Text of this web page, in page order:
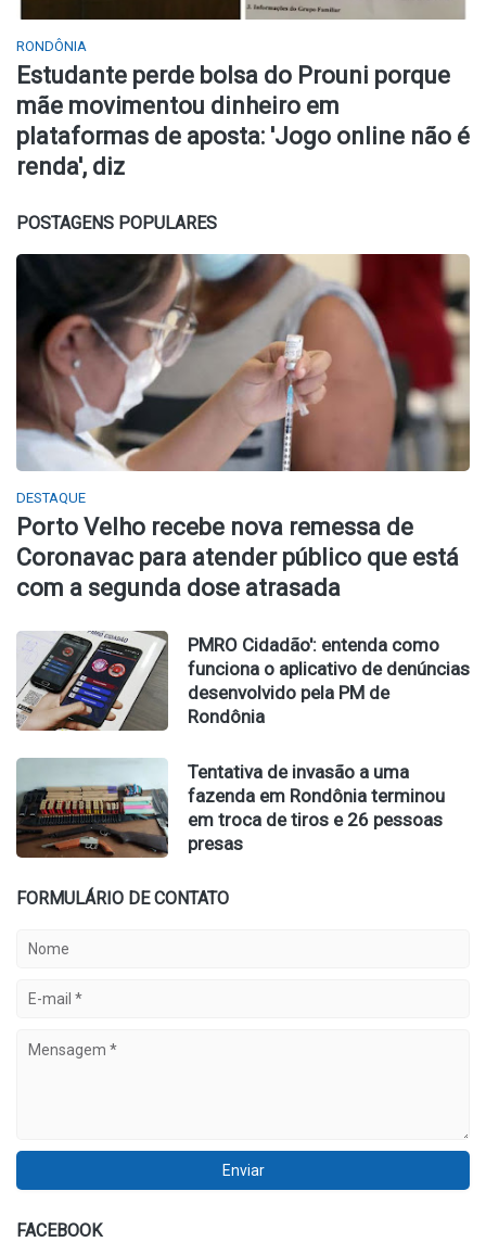
RONDÔNIA
Estudante perde bolsa do Prouni porque
mãe movimentou dinheiro em
plataformas de aposta: 'Jogo online não é
renda', diz
POSTAGENS POPULARES
DESTAQUE
Porto Velho recebe nova remessa de
Coronavac para atender público que está
com a segunda dose atrasada
PMRO Cidadão': entenda como
funciona o aplicativo de denúncias
desenvolvido pela PM de
Rondônia
Tentativa de invasão a uma
fazenda em Rondônia terminou
em troca de tiros e 26 pessoas
presas
FORMULÁRIO DE CONTATO
FACEBOOK